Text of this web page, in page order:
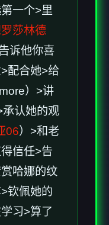
一个>里
莎林德
诉他你喜
配合她>给
）>讲
认她的观
06）>和老
信任>告
哈娜的纹
钦佩她的
习>算了